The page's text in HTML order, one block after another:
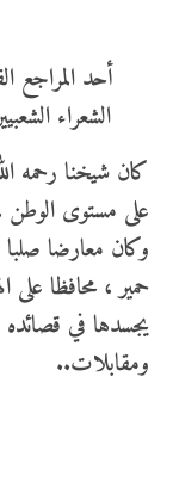
أحد المراجع
الشعراء
كان شيخنا رحمه
على مستوى الوطن
وكان معارضا صلبا
حمير ، محافظا على
يجسدها في
ومقابلات..